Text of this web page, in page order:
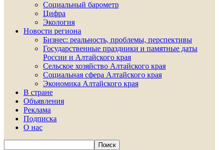
Социальный барометр
Цифра
Экология
Новости региона
Бизнес: реальность, проблемы, перспективы
Государственные праздники и памятные даты
России и Алтайского края
Сельское хозяйство Алтайского края
Социальная сфера Алтайского края
Экономика Алтайского края
В стране
Объявления
Реклама
Подписка
О нас